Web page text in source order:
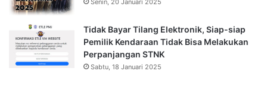
Tidak Bayar Tilang Elektronik, Siap-siap
Pemilik Kendaraan Tidak Bisa Melakukan
Perpanjangan STNK
Sabtu, 18 Januari 2025